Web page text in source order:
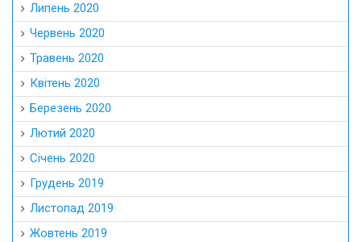
Липень 2020
Червень 2020
Травень 2020
Квітень 2020
Березень 2020
Лютий 2020
Січень 2020
Грудень 2019
Листопад 2019
Жовтень 2019